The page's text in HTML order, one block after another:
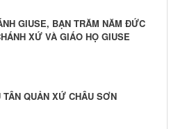
GIUSE, BẠN TRĂM NĂM ĐỨC
XỨ VÀ GIÁO HỌ GIUSE
QUẢN XỨ CHÂU SƠN